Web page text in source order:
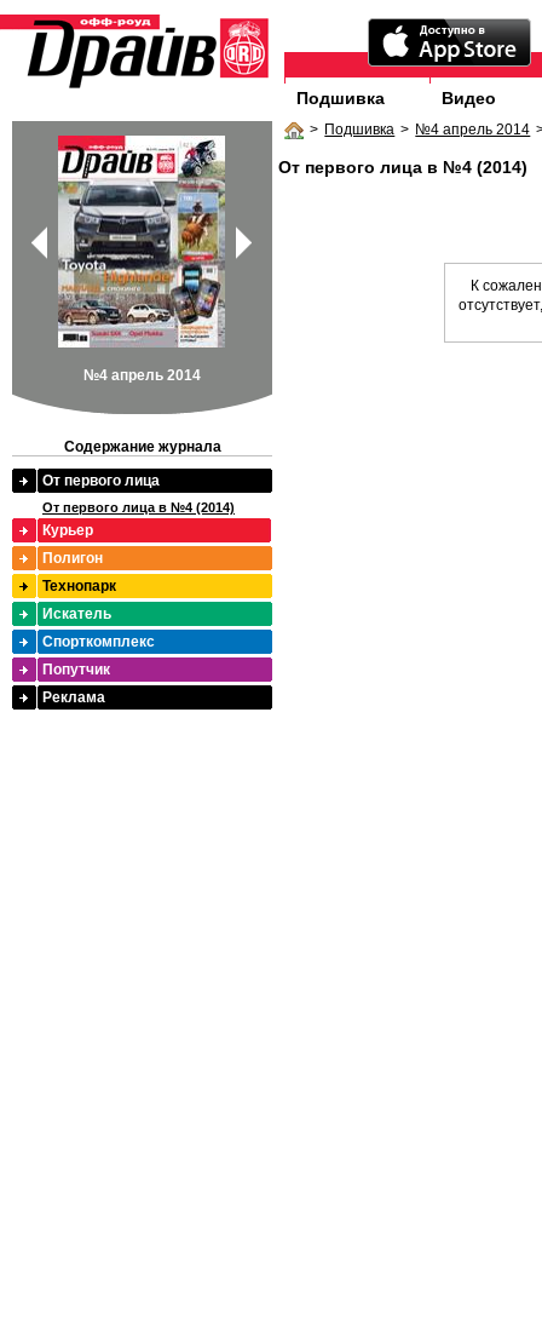
Подшивка Видео
> Подшивка > №4 апрель 2014
От первого лица в №4 (2014)
К
№4 апрель 2014
Содержание журнала
От первого лица
От первого лица в №4 (2014)
Курьер
Полигон
Технопарк
Искатель
Спорткомплекс
Попутчик
Реклама